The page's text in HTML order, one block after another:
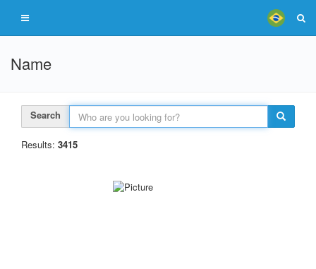
Name
Search
Results: 3415